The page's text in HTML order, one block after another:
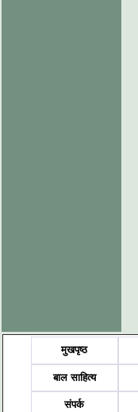
मुखपृष्ठ
बाल साहित्य
संपर्क